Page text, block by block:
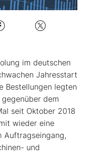
im deutschen
Jahresstart
Bestellungen legten
dem
seit Oktober 2018
wieder eine
Auftragseingang,
und